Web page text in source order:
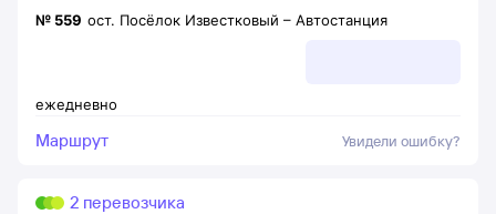
ежедневно
№ 559 ост. Посёлок Известковый – Автостанция
Маршрут Увидели ошибку?
2 перевозчика